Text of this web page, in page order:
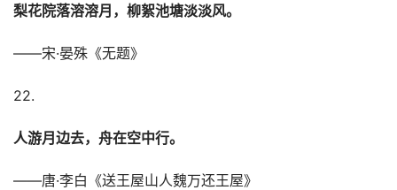
梨花院落溶溶月，柳絮池塘淡淡风。
——宋·晏殊《无题》
22.
人游月边去，舟在空中行。
——唐·李白《送王屋山人魏万还王屋》